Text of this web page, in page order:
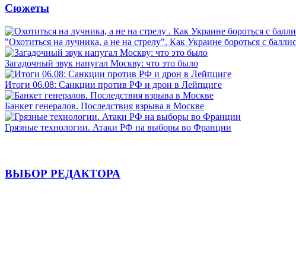
Сюжеты
"Охотиться на лучника, а не на стрелу". Как Украине бороться с
Загадочный звук напугал Москву: что это было
Итоги 06.08: Санкции против РФ и дрон в Лейпциге
Банкет генералов. Последствия взрыва в Москве
Грязные технологии. Атаки РФ на выборы во Франции
ВЫБОР РЕДАКТОРА